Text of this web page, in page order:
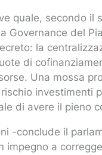
quale, secondo il
Governance del
la
di
Una mossa
investimenti
di avere il pieno
-conclude il
impegno a